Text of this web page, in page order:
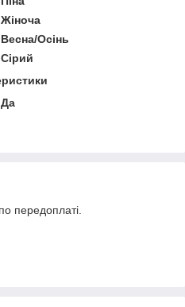
Жіноча
Весна/Осінь
Сірий
Да
передоплаті.